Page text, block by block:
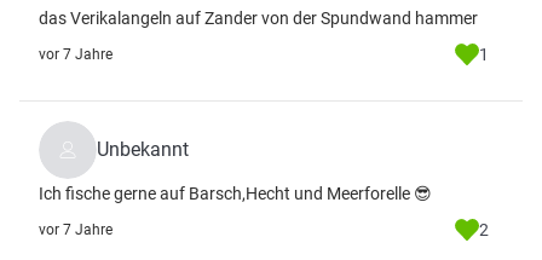
das Verikalangeln auf Zander von der Spundwand hammer
vor 7 Jahre 1
Unbekannt
Ich fische gerne auf Barsch,Hecht und Meerforelle 😎
vor 7 Jahre 2